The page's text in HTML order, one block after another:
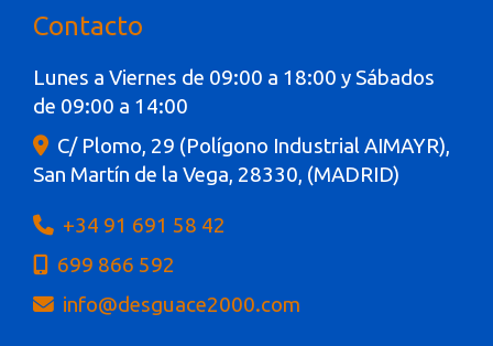
Contacto
Lunes a Viernes de 09:00 a 18:00 y Sábados
de 09:00 a 14:00
C/ Plomo, 29 (Polígono Industrial AIMAYR),
San Martín de la Vega, 28330, (MADRID)
+34 91 691 58 42
699 866 592
info
desguace2000.com